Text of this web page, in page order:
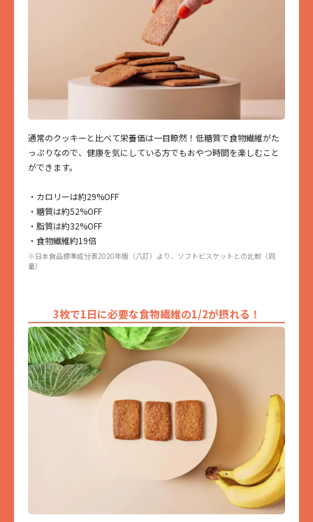
通常のクッキーと比べて栄養価は一目瞭然！低糖質で食物繊維がた
っぷりなので、健康を気にしている方でもおやつ時間を楽しむこと
ができます。
・カロリーは約29%OFF
・糖質は約52%OFF
・脂質は約32%OFF
・食物繊維約19倍
※日本食品標準成分表2020年版（八訂）より、ソフトビスケットとの比較（同
量）
3枚で1日に必要な食物繊維の1/2が摂れる！